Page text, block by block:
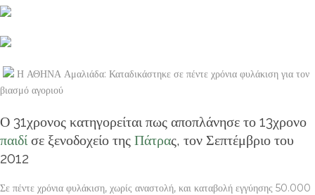
Η ΑΘΗΝΑ Αμαλιάδα: Καταδικάστηκε σε πέντε χρόνια φυλάκιση για τον
βιασμό αγοριού
Ο 31χρονος κατηγορείται πως αποπλάνησε το 13χρονο
παιδί σε ξενοδοχείο της Πάτρας, τον Σεπτέμβριο του
2012
Σε πέντε χρόνια φυλάκιση, χωρίς αναστολή, και καταβολή εγγύησης 50.000